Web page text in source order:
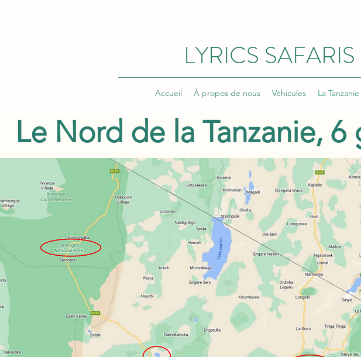
LYRICS
Accueil À propos de nous Véhicules La
Le Nord de la Tanzanie, 6